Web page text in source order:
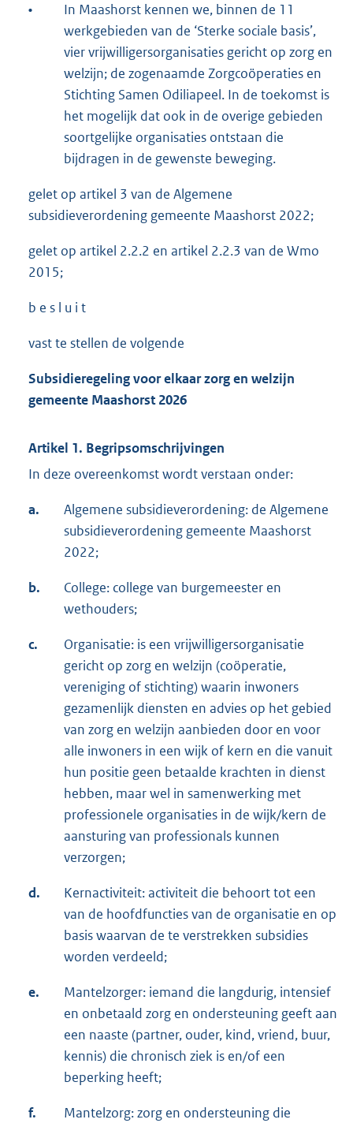
•
In Maashorst kennen we, binnen de 11
werkgebieden van de ‘Sterke sociale basis’,
vier vrijwilligersorganisaties gericht op zorg en
welzijn; de zogenaamde Zorgcoöperaties en
Stichting Samen Odiliapeel. In de toekomst is
het mogelijk dat ook in de overige gebieden
soortgelijke organisaties ontstaan die
bijdragen in de gewenste beweging.
gelet op artikel 3 van de Algemene
subsidieverordening gemeente Maashorst 2022;
gelet op artikel 2.2.2 en artikel 2.2.3 van de Wmo
2015;
b e s l u i t
vast te stellen de volgende
Subsidieregeling voor elkaar zorg en welzijn
gemeente Maashorst 2026
Artikel 1. Begripsomschrijvingen
In deze overeenkomst wordt verstaan onder:
a.
Algemene subsidieverordening: de Algemene
subsidieverordening gemeente Maashorst
2022;
b.
College: college van burgemeester en
wethouders;
c.
Organisatie: is een vrijwilligersorganisatie
gericht op zorg en welzijn (coöperatie,
vereniging of stichting) waarin inwoners
gezamenlijk diensten en advies op het gebied
van zorg en welzijn aanbieden door en voor
alle inwoners in een wijk of kern en die vanuit
hun positie geen betaalde krachten in dienst
hebben, maar wel in samenwerking met
professionele organisaties in de wijk/kern de
aansturing van professionals kunnen
verzorgen;
d.
Kernactiviteit: activiteit die behoort tot een
van de hoofdfuncties van de organisatie en op
basis waarvan de te verstrekken subsidies
worden verdeeld;
e.
Mantelzorger: iemand die langdurig, intensief
en onbetaald zorg en ondersteuning geeft aan
een naaste (partner, ouder, kind, vriend, buur,
kennis) die chronisch ziek is en/of een
beperking heeft;
f.
Mantelzorg: zorg en ondersteuning die